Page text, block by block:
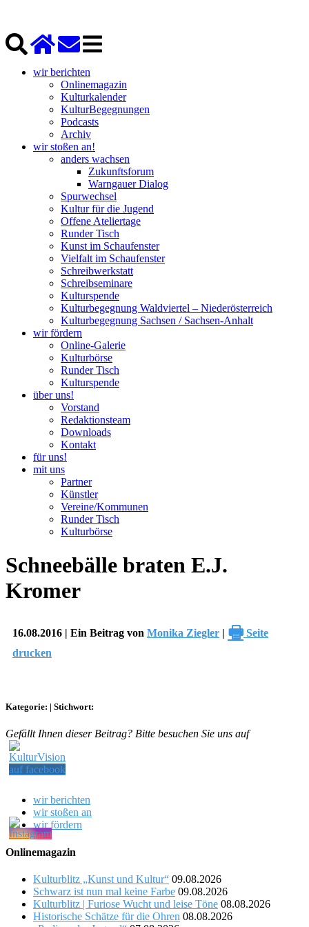
wir berichten
Onlinemagazin
Kulturkalender
KulturBegegnungen
Podcasts
Archiv
wir stoßen an!
anders wachsen
Zukunftsforum
Warngauer Dialog
Spurwechsel
Kultur für die Jugend
Offene Ateliertage
Runder Tisch
Kunst im Schaufenster
Vielfalt im Schaufenster
Schreibwerkstatt
Schreibseminare
Kulturspende
Kulturbegegnung Waldviertel – Niederösterreich
Kulturbegegnung Sachsen / Sachsen-Anhalt
wir fördern
Online-Galerie
Kulturbörse
Runder Tisch
Kulturspende
über uns!
Vorstand
Redaktionsteam
Downloads
Kontakt
für uns!
mit uns
Partner
Künstler
Vereine/Kommunen
Runder Tisch
Kulturbörse
Schneebälle braten E.J.
Kromer
16.08.2016 | Ein Beitrag von Monika Ziegler | 🖶 Seite
drucken
Kategorie: | Stichwort:
Gefällt Ihnen dieser Beitrag? Bitte besuchen Sie uns auf
wir berichten
wir stoßen an
wir fördern
Onlinemagazin
Kulturblitz „Kunst und Kultur“ 09.08.2026
Schwarz ist nun mal keine Farbe 09.08.2026
Kulturblitz | Furiose Wucht und leise Töne 08.08.2026
Historische Schätze für die Ohren 08.08.2026